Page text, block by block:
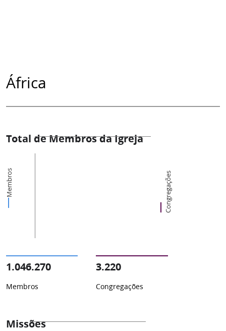
África
Total de Membros da Igreja
Membros Congregações
1.046.270
Membros
3.220
Congregações
Missões